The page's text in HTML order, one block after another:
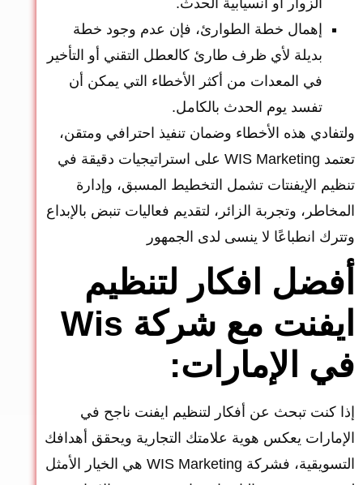
الزوار أو انسيابية الحدث.
إهمال خطة الطوارئ، فإن عدم وجود خطة
بديلة لأي ظرف طارئ كالعطل التقني أو التأخير
في المعدات من أكثر الأخطاء التي يمكن أن
تفسد يوم الحدث بالكامل.
ولتفادي هذه الأخطاء وضمان تنفيذ احترافي ومتقن،
تعتمد WIS Marketing على استراتيجيات دقيقة في
تنظيم الإيفنتات تشمل التخطيط المسبق، وإدارة
المخاطر، وتجربة الزائر، لتقديم فعاليات تنبض بالإبداع
وتترك انطباعًا لا ينسى لدى الجمهور
أفضل افكار لتنظيم
ايفنت مع شركة Wis
في الإمارات:
إذا كنت تبحث عن أفكار لتنظيم ايفنت ناجح في
الإمارات يعكس هوية علامتك التجارية ويحقق أهدافك
التسويقية، فشركة WIS Marketing هي الخيار الأمثل